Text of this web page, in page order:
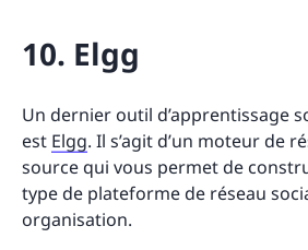
10. Elgg
Un dernier outil d’apprentissage
est Elgg. Il s’agit d’un moteur de
source qui vous permet de
type de plateforme de réseau
organisation.